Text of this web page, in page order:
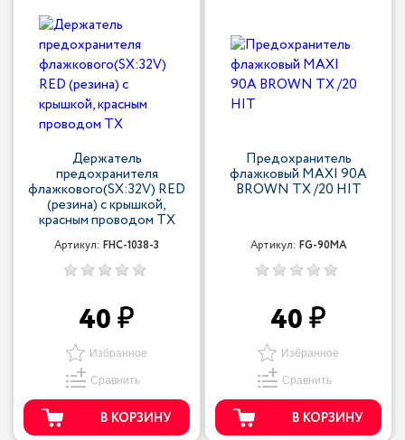
Держатель
предохранителя
флажкового(SX:32V) RED
(резина) с крышкой,
красным проводом TX
Артикул: FHC-1038-3
40
Избранное
Сравнить
В КОРЗИНУ
Предохранитель
флажковый MAXI 90A
BROWN TX /20 HIT
Артикул: FG-90MA
40
Избранное
Сравнить
В КОРЗИНУ